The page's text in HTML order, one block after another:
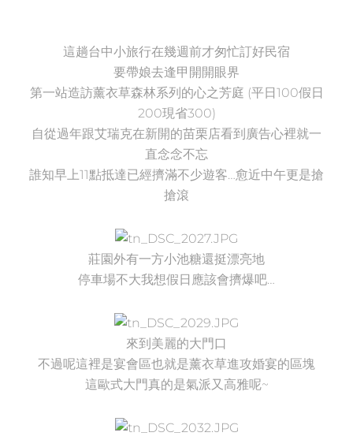
這趟台中小旅行在幾週前才匆忙訂好民宿
要帶娘去逢甲開開眼界
第一站造訪薰衣草森林系列的心之芳庭 (平日100假日
200現省300)
自從過年跟艾瑞克在新開的苗栗店看到廣告心裡就一
直念念不忘
誰知早上11點抵達已經擠滿不少遊客…愈近中午更是搶
搶滾
莊園外有一方小池糖還挺漂亮地
停車場不大我想假日應該會擠爆吧…
來到美麗的大門口
不過呢這裡是宴會區也就是薰衣草進攻婚宴的區塊
這歐式大門真的是氣派又高雅呢~